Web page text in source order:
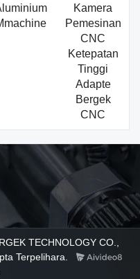
Kamera
Pemesinan
CNC
Ketepatan
Tinggi
Adapte
Bergek
CNC
TECHNOLOGY CO.,
Terpelihara.